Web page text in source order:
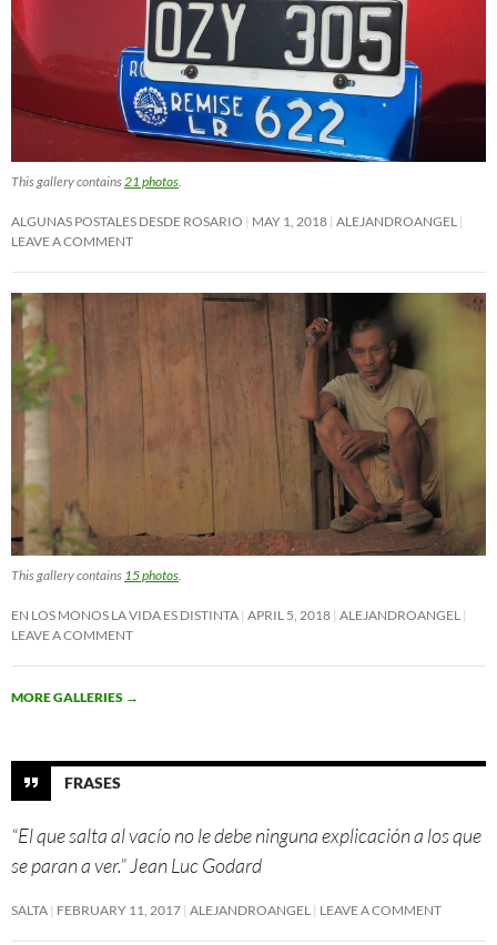
This gallery contains 21 photos
ALGUNAS POSTALES DESDE ROSARIO MAY 1, 2018 ALEJANDROANGEL
LEAVE A COMMENT
This gallery contains 15 photos
EN LOS MONOS LA VIDA ES DISTINTA APRIL 5, 2018 ALEJANDROANGEL
LEAVE A COMMENT
MORE GALLERIES →
FRASES
“El que salta al vacío no le debe ninguna explicación a los que
se paran a ver.” Jean Luc Godard
SALTA FEBRUARY 11, 2017 ALEJANDROANGEL LEAVE A COMMENT